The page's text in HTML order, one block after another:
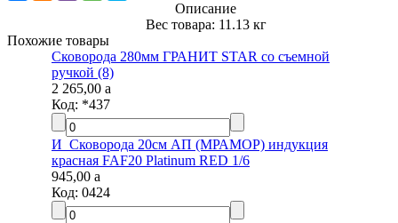
Описание
Вес товара: 11.13 кг
Похожие товары
Сковорода 280мм ГРАНИТ STAR со съемной
ручкой (8)
2 265,00a
Код:*437
И_Сковорода 20см АП (МРАМОР) индукция
красная FAF20 Platinum RED 1/6
945,00a
Код:0424